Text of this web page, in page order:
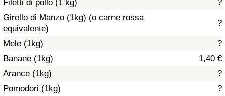
Filetti di pollo (1 kg)
?
Girello di Manzo (1kg) (o carne rossa
equivalente)
?
Mele (1kg)
?
Banane (1kg)
1,40 €
Arance (1kg)
?
Pomodori (1kg)
?
Indice dell’Assistenza Sanitaria per
Nazione
Inquinamento
Indice dell’Inquinamento (Corrente)